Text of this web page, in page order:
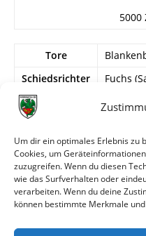
Um dir ein optimales Erlebnis zu
Cookies, um
zuzugreifen. Wenn du diesen
wie das Surfverhalten oder
verarbeiten. Wenn du deine
können bestimmte Merkmale
5000
Tore
Schiedsrichter
Fuchs
FSV
? – ?, ? –